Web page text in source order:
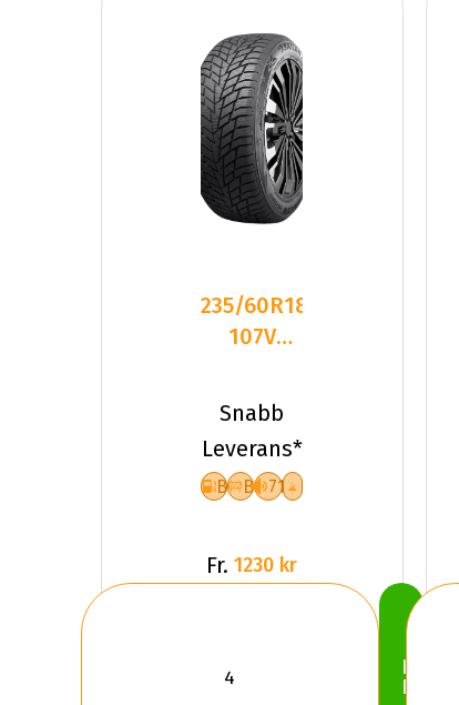
235/60R18
107V
BLAZER
ALPINE
Snabb
Leverans*
B B 71
Fr. 1230 kr
Köp
Nu